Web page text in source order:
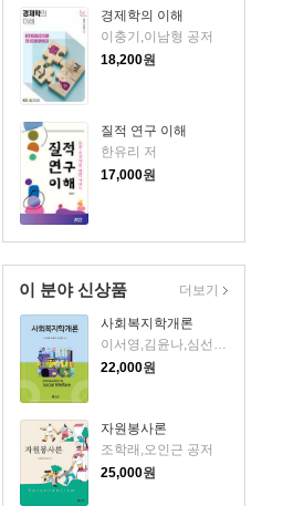
경제학의 이해
이충기,이남형 공저
18,200원
질적 연구 이해
한유리 저
17,000원
이 분야 신상품
사회복지학개론
22,000원
자원봉사론
조학래,오인근 공저
25,000원
더보기